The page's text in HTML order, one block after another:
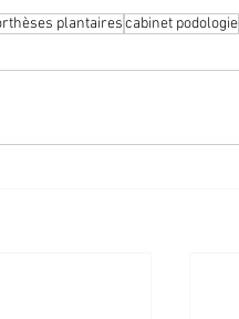
plantairescabinet podologie